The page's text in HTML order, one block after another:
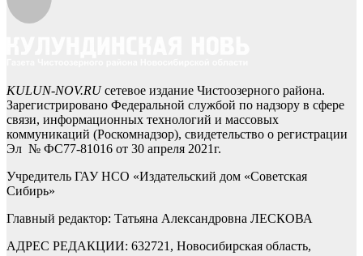
KULUN-NOV.RUсетевое издание Чистоозерного района.
Зарегистрировано Федеральной службой по надзору в сфере
связи, информационных технологий и массовых
коммуникаций (Роскомнадзор), свидетельство о регистрации
Эл № ФС77-81016 от 30 апреля 2021г.
Учредитель ГАУ НСО «Издательский дом «Советская
Сибирь»
Главный редактор: Татьяна Александровна ЛЕСКОВА
АДРЕС РЕДАКЦИИ: 632721, Новосибирская область,